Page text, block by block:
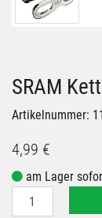
SRAM
Artikelnummer:
4,99 €
am Lager